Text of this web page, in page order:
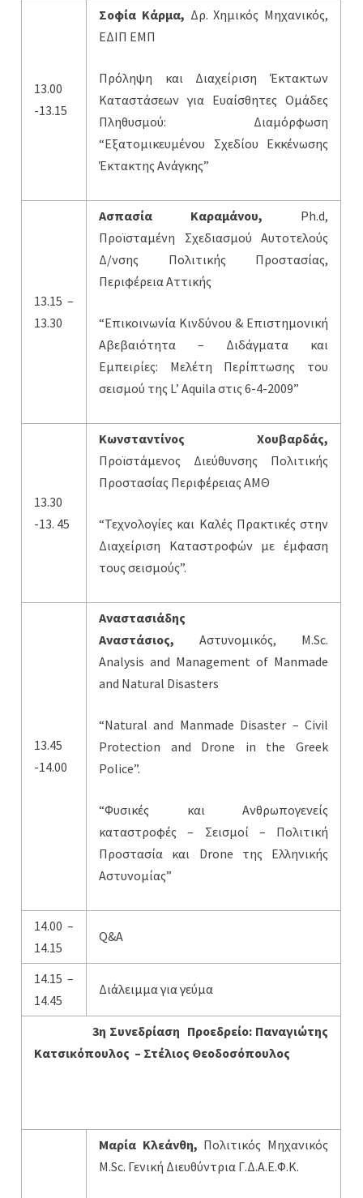
13.00
-13.15
Σοφία Κάρμα, Δρ. Χημικός Μηχανικός,
ΕΔΙΠ ΕΜΠ
Πρόληψη και Διαχείριση Έκτακτων
Καταστάσεων για Ευαίσθητες Ομάδες
Πληθυσμού: Διαμόρφωση
“Εξατομικευμένου Σχεδίου Εκκένωσης
Έκτακτης Ανάγκης”
13.15 –
13.30
Ασπασία Καραμάνου, Ph.d,
Προϊσταμένη Σχεδιασμού Αυτοτελούς
Δ/νσης Πολιτικής Προστασίας,
Περιφέρεια Αττικής
“Επικοινωνία Κινδύνου & Επιστημονική
Αβεβαιότητα – Διδάγματα και
Εμπειρίες: Μελέτη Περίπτωσης του
σεισμού της L’ Aquila στις 6-4-2009”
13.30
-13. 45
Κωνσταντίνος Χουβαρδάς,
Προϊστάμενος Διεύθυνσης Πολιτικής
Προστασίας Περιφέρειας ΑΜΘ
“Τεχνολογίες και Καλές Πρακτικές στην
Διαχείριση Καταστροφών με έμφαση
τους σεισμούς”.
13.45
-14.00
Αναστασιάδης
Αναστάσιος,Aστυνομικός, Μ.Sc.
Analysis and Management of Manmade
and Natural Disasters
“Natural and Manmade Disaster – Civil
Protection and Drone in the Greek
Police”.
“Φυσικές και Ανθρωπογενείς
καταστροφές – Σεισμοί – Πολιτική
Προστασία και Drone της Ελληνικής
Αστυνομίας”
14.00 –
14.15
Q&A
14.15 –
14.45
Διάλειμμα για γεύμα
3η Συνεδρίαση Προεδρείο: Παναγιώτης
Κατσικόπουλος – Στέλιος Θεοδοσόπουλος
Μαρία Κλεάνθη, Πολιτικός Μηχανικός
M.Sc. Γενική Διευθύντρια Γ.Δ.Α.Ε.Φ.Κ.